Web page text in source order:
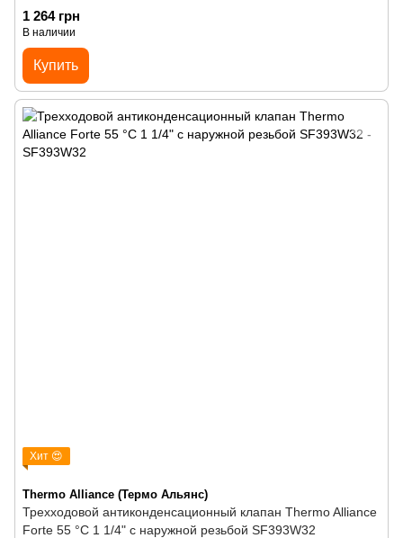
1 264 грн
В наличии
Купить
Хит 😍
Thermo Alliance (Термо Альянс)
Трехходовой антиконденсационный клапан Thermo Alliance
Forte 55 °C 1 1/4" с наружной резьбой SF393W32